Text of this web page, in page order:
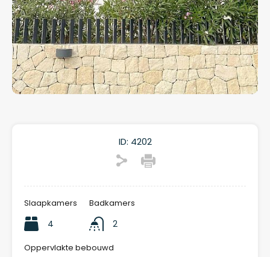
ID: 4202
Slaapkamers
4
Badkamers
2
Oppervlakte bebouwd